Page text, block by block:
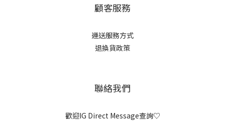
顧客服務
運送服務方式
退換貨政策
聯絡我們
歡迎IG Direct Message查詢♡